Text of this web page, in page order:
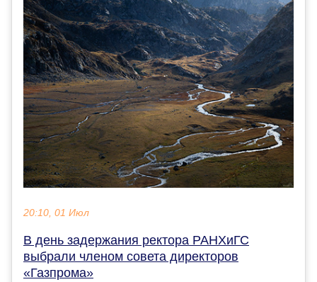
20:10, 01 Июл
В день задержания ректора РАНХиГС
выбрали членом совета директоров
«Газпрома»